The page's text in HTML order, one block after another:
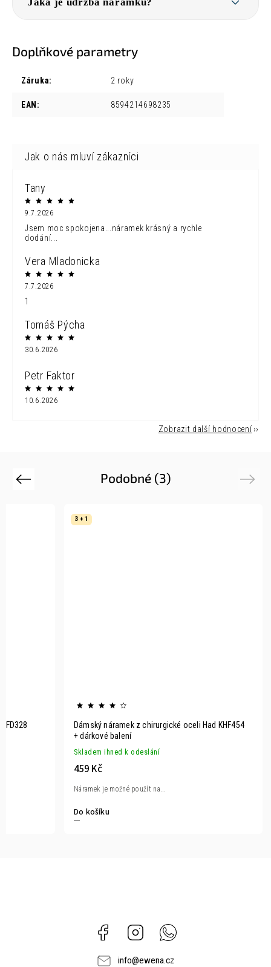
Doplňkové parametry
Záruka: 2 roky
EAN : 8594214698235
Tany
9.7.2026
Jsem moc spokojena...náramek krásný a rychle
dodání...
Vera Mladonicka
7.7.2026
1
Tomáš Pýcha
30.6.2026
Petr Faktor
10.6.2026
Zobrazit další hodnocení
Podobné (3)
Previous
3 + 1
Dámský náramek z chirurgické oceli Had KHF454
+ dárkové balení
Skladem ihned k odeslání
459 Kč
Do košíku
Náramek je možné použít na...
Next
Facebook Instagram
info@ewena.cz